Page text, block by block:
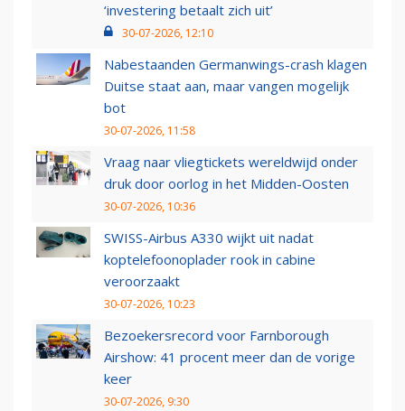
‘investering betaalt zich uit’
30-07-2026, 12:10
Nabestaanden Germanwings-crash klagen
Duitse staat aan, maar vangen mogelijk
bot
30-07-2026, 11:58
Vraag naar vliegtickets wereldwijd onder
druk door oorlog in het Midden-Oosten
30-07-2026, 10:36
SWISS-Airbus A330 wijkt uit nadat
koptelefoonoplader rook in cabine
veroorzaakt
30-07-2026, 10:23
Bezoekersrecord voor Farnborough
Airshow: 41 procent meer dan de vorige
keer
30-07-2026, 9:30